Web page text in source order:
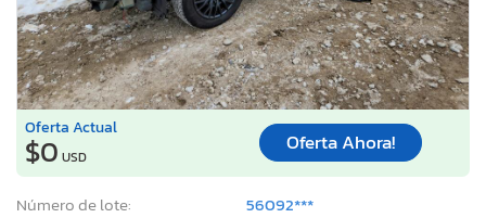
Oferta Actual
$0 USD
Oferta Ahora!
Número de lote:
56092***